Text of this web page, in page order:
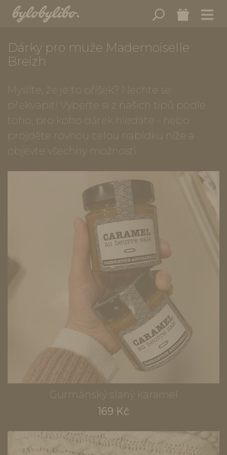
Dárky pro muže Mademoiselle
Breizh
Myslíte, že je to oříšek? Nechte se
překvapit! Vyberte si z našich tipů podle
toho, pro koho dárek hledáte - nebo
projděte rovnou celou nabídku níže a
objevte všechny možnosti.
Gurmánský slaný karamel
169 Kč